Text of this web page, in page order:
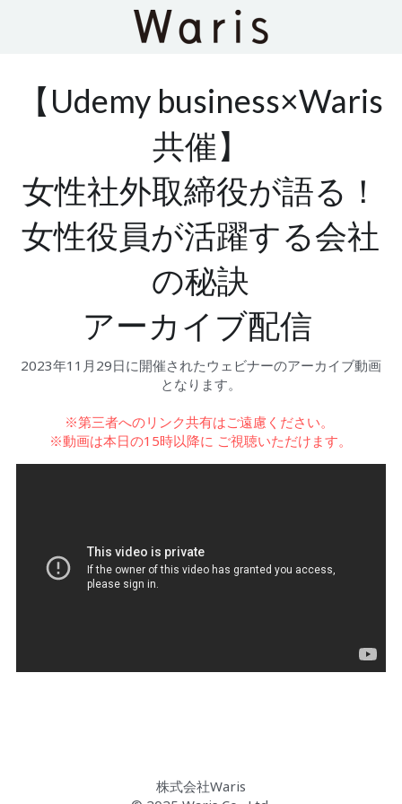
【Udemy business×Waris
共催】
女性社外取締役が語る！
女性役員が活躍する会社
の秘訣
アーカイブ配信
2023年11月29日に開催されたウェビナーのアーカイブ動画
となります。
※第三者へのリンク共有はご遠慮ください。
※動画は本日の15時以降に ご視聴いただけます。
株式会社Waris